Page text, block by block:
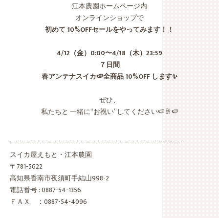
江本農園ホームページ内
オンラインショップで
初めて 10%OFFセールをやってみます！！
4/12（金）0:00〜4/18（木）23:59
７日間
春アンテナスイカ🍉全商品 10%OFF します✨
ぜひ、
私たちと 一緒に“お祝い”してください🍉🥂🍉
----------------------------------------------------------------------
スイカ屋えもと・江本農園
〒781-5622
高知県香南市夜須町手結山998-2
電話番号 : 0887-54-1356
ＦＡＸ ：0887-54-4096